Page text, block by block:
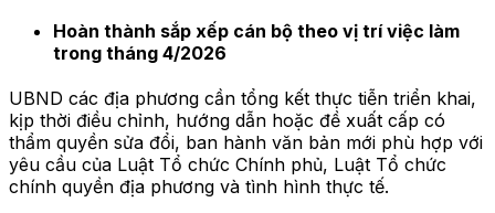
Hoàn thành sắp xếp cán bộ theo vị trí việc làm
trong tháng 4/2026
UBND các địa phương cần tổng kết thực tiễn triển khai,
kịp thời điều chỉnh, hướng dẫn hoặc đề xuất cấp có
thẩm quyền sửa đổi, ban hành văn bản mới phù hợp với
yêu cầu của Luật Tổ chức Chính phủ, Luật Tổ chức
chính quyền địa phương và tình hình thực tế.